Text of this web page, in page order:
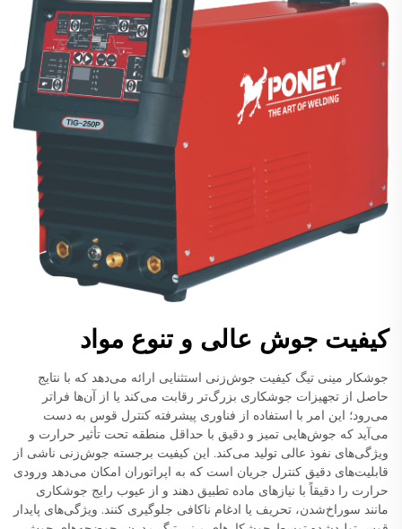
کیفیت جوش عالی و تنوع مواد
جوشکار مینی تیگ کیفیت جوش‌زنی استثنایی ارائه می‌دهد که با نتایج
حاصل از تجهیزات جوشکاری بزرگ‌تر رقابت می‌کند یا از آن‌ها فراتر
می‌رود؛ این امر با استفاده از فناوری پیشرفته کنترل قوس به دست
می‌آید که جوش‌هایی تمیز و دقیق با حداقل منطقه تحت تأثیر حرارت و
ویژگی‌های نفوذ عالی تولید می‌کند. این کیفیت برجسته جوش‌زنی ناشی از
قابلیت‌های دقیق کنترل جریان است که به اپراتوران امکان می‌دهد ورودی
حرارت را دقیقاً با نیازهای ماده تطبیق دهند و از عیوب رایج جوشکاری
مانند سوراخ‌شدن، تحریف یا ادغام ناکافی جلوگیری کنند. ویژگی‌های پایدار